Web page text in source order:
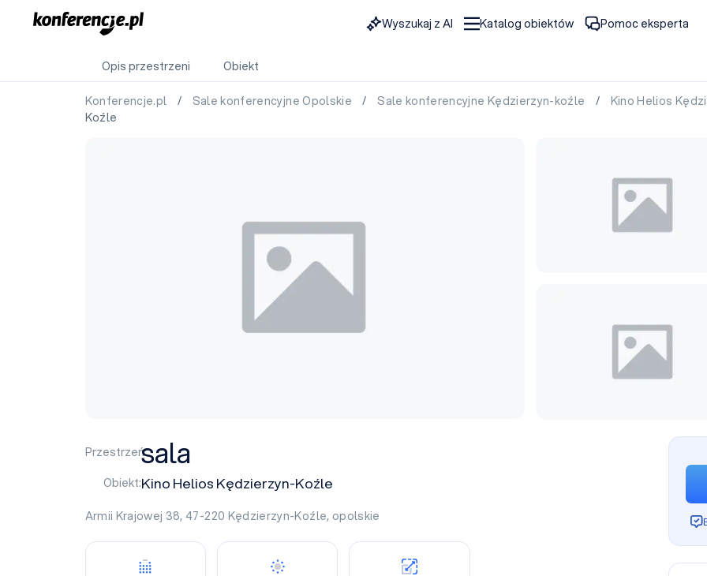
Wyszukaj z AI Katalog obiektów Pomoc eksperta
Opis przestrzeni Obiekt
Konferencje.pl / Sale konferencyjne Opolskie / Sale konferencyjne Kędzierzyn-koźle / Kino Helios
Koźle
Przestrzeń:sala
Obiekt:Kino Helios Kędzierzyn-Koźle
Armii Krajowej 38, 47-220 Kędzierzyn-Koźle, opolskie